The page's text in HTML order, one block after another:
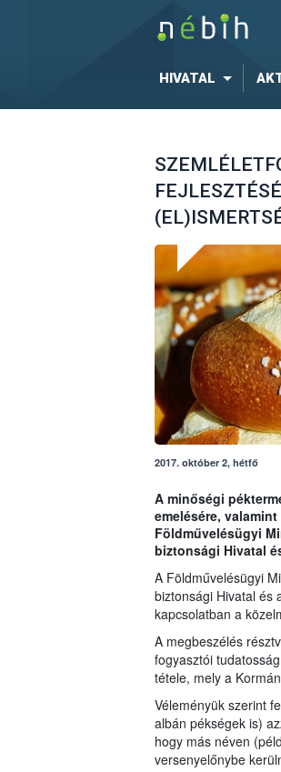
HIVATAL
2017. október 2, hétfő
A minőségi
emelésére,
Földművelésügyi
biztonsági Hivatal
A Földművelésügyi
biztonsági Hivatal és
kapcsolatban a
A megbeszélés
fogyasztói
tétele, mely a
Véleményük szerint
albán pékségek is)
hogy más néven
versenyelőnybe